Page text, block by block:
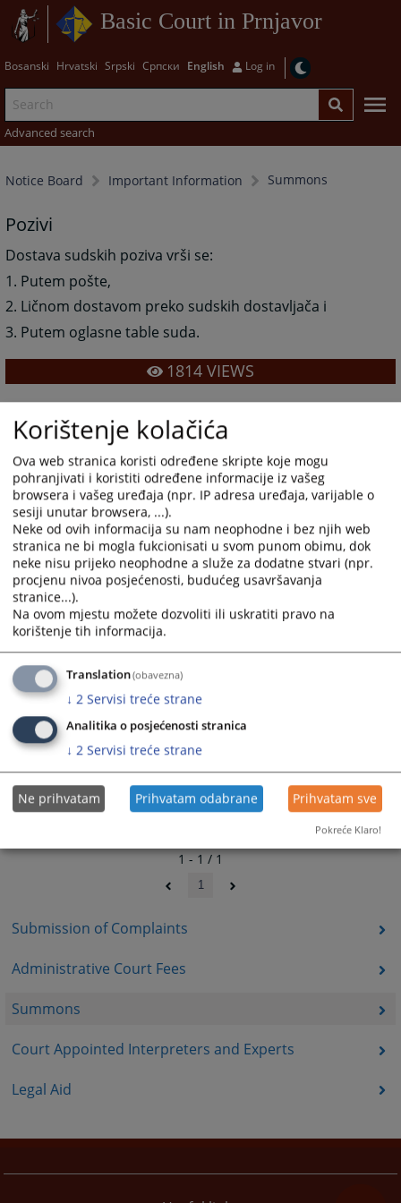
Basic Court in Prnjavor
Bosanski Hrvatski Srpski Српски English Log in
Advanced search
Notice Board Important Information Summons
Submission of Complaints
Administrative Court Fees
Summons
Court Appointed Interpreters and Experts
Legal Aid
Pozivi
Dostava sudskih poziva vrši se:
1. Putem pošte,
2. Ličnom dostavom preko sudskih dostavljača i
3. Putem oglasne table suda.
1814 VIEWS
1 - 1 / 1
1
Korištenje kolačića
Ova web stranica koristi određene skripte koje mogu
pohranjivati i koristiti određene informacije iz vašeg
browsera i vašeg uređaja (npr. IP adresa uređaja, varijable o
sesiji unutar browsera, ...).
Neke od ovih informacija su nam neophodne i bez njih web
stranica ne bi mogla fukcionisati u svom punom obimu, dok
neke nisu prijeko neophodne a služe za dodatne stvari (npr.
procjenu nivoa posjećenosti, budućeg usavršavanja
stranice...).
Na ovom mjestu možete dozvoliti ili uskratiti pravo na
korištenje tih informacija.
Translation(obavezna)
↓ 2 Servisi treće strane
Analitika o posjećenosti stranica
↓ 2 Servisi treće strane
Ne prihvatam Prihvatam odabrane Prihvatam sve
Pokreće Klaro!